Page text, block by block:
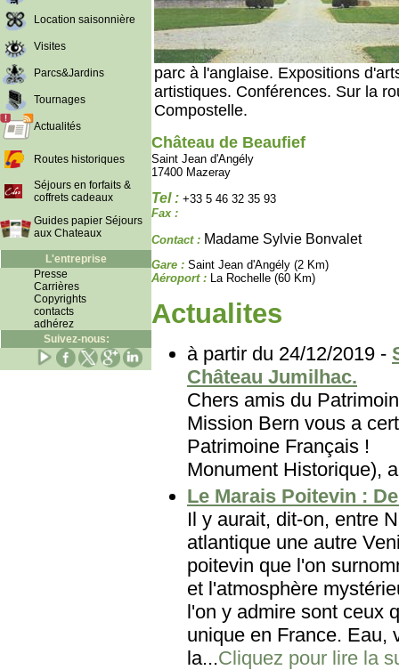
Location saisonnière
Visites
Parcs&Jardins
Tournages
Actualités
Routes historiques
Séjours en forfaits &
coffrets cadeaux
Guides papier Séjours
aux Chateaux
L'entreprise
Presse
Carrières
Copyrights
contacts
adhérez
Suivez-nous:
parc à l'anglaise. Expositions
artistiques. Conférences. Sur la
Compostelle.
Château de Beaufief
Saint Jean d'Angély
17400 Mazeray
Tel : +33 5 46 32 35 93
Fax :
Contact : Madame Sylvie Bonvalet
Gare : Saint Jean d'Angély (2 Km)
Aéroport : La Rochelle (60 Km)
Actualites
à partir du 24/12/2019 -
Château Jumilhac.
Chers amis du
Mission Bern vous a
Patrimoine
Monument Historique),
Le Marais Poitevin :
Il y aurait, dit-on, entre
atlantique une autre
poitevin que l'on
et l'atmosphère
l'on y admire sont ceux
unique en France. Eau,
la...Cliquez pour lire la